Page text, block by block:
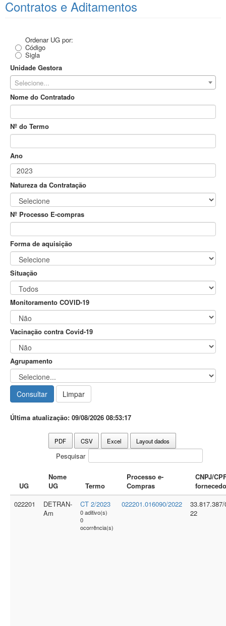
Contratos e Aditamentos
Ordenar UG por:
Código
Sigla
Unidade Gestora
Selecione...
Nome do Contratado
Nº do Termo
Ano
Natureza da Contratação
Nº Processo E-compras
Forma de aquisição
Situação
Monitoramento COVID-19
Vacinação contra Covid-19
Agrupamento
Última atualização: 09/08/2026 08:53:17
PDF CSV Excel Layout dados
Pesquisar
UG
Nome
UG
Termo
Processo e-
Compras
CNPJ/
022201
DETRAN-
Am
CT 2/2023
0 aditivo(s)
0
ocorrência(s)
022201.016090/2022
33.817.387/
22